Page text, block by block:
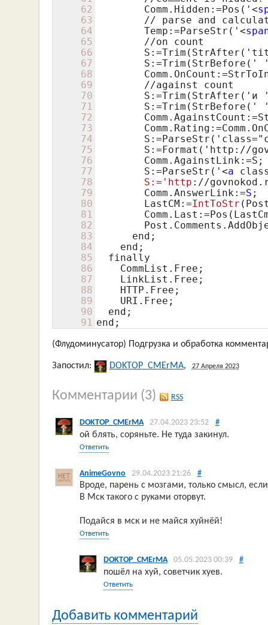
62
63
64
65
66
67
68
69
70
71
72
73
74
75
76
77
78
79
80
81
82
83
84
85
86
87
88
89
90
91
        Comm.Hidden:=Pos('
<
// parse and
        Temp:=ParseStr('
<
        //on count
S:=Trim(StrBefore('
        //against count
S:=Trim(StrAfter('и
S:=Trim(StrBefore('
S:=Format('http://
        Comm.AgainstLink:=S;
        S:=ParseStr('
<a
        S:='
http ://
Comm .AnswerLink:=S ;
LastCM:=IntToStr
Comm
      end;
    end;
  finally
    CommList.Free;
    LinkList.Free;
    HTTP.Free;
    URI.Free;
  end;
end;
(Флудоминусатор) Подгрузка и обработка
Запостил: DOKTOP_CMErMA, 27 Апреля 2023
Комментарии (3) RSS
DOKTOP_CMErMA 27.04.2023 23:52 #
ой блять, соряньте. Не туда закинул.
Ответить
AnimeGovno 29.04.2023 21:26 #
Вроде, парень с мозгами, только смысл,
В Мск такого с руками оторвут.
Подайся в мск и не майся хуйнёй!
Ответить
DOKTOP_CMErMA 05.05.2023 00:39 #
пошёл на хуй, советчик хуев.
Ответить
Добавить комментарий